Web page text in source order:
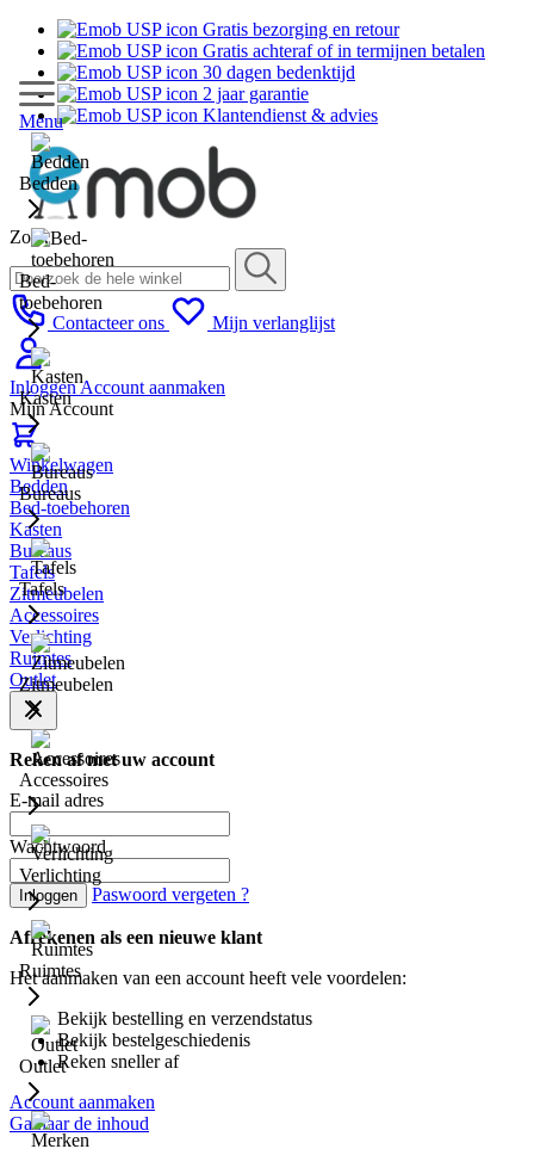
Gratis bezorging en retour
Gratis achteraf of in termijnen betalen
30 dagen bedenktijd
2 jaar garantie
Klantendienst & advies
Zoek
Contacteer ons Mijn verlanglijst
InloggenAccount aanmaken
Mijn Account
Winkelwagen
Menu
Bedden
Bed-
toebehoren
Kasten
Bureaus
Tafels
Zitmeubelen
Accessoires
Verlichting
Ruimtes
Outlet
Bedden
Bed-toebehoren
Kasten
Bureaus
Tafels
Zitmeubelen
Accessoires
Verlichting
Ruimtes
Outlet
Reken af met uw account
E-mail adres
Wachtwoord
Inloggen Paswoord vergeten ?
Afrekenen als een nieuwe klant
Het aanmaken van een account heeft vele voordelen:
Bekijk bestelling en verzendstatus
Bekijk bestelgeschiedenis
Reken sneller af
Account aanmaken
Ga naar de inhoud